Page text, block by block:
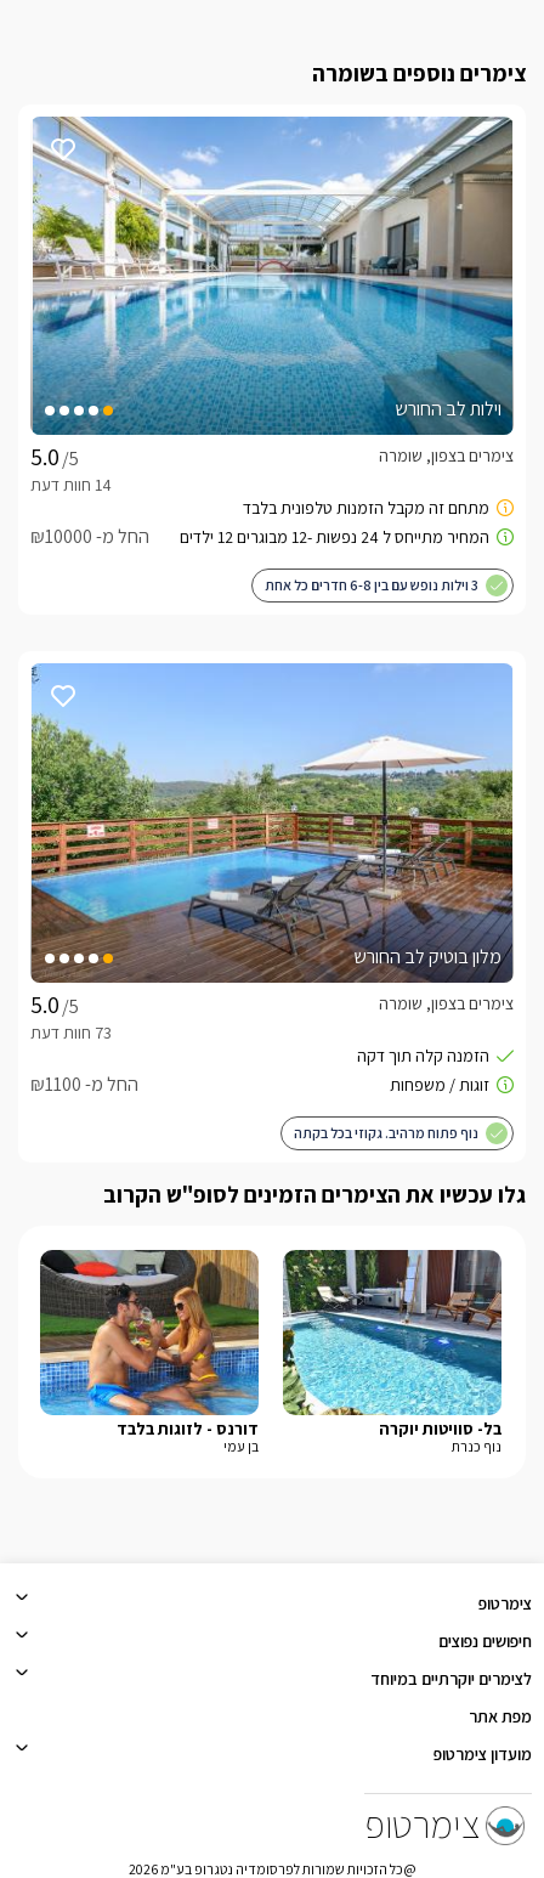
המקום...בצימרים יחכו לכם שלל פינוקים על חשבון הבית החל
מבקבוק יין משובח, נרות ריחניים, חלוקי רחצה, נעלי ספא ועוד... ניתן
לתאם ארוחת בוקר עשירה שתשאיר לכם טעם של עוד ...
כלול באירוח
מערכת שתיה חמה חופשית, חלב, מגבות, סבונים ותמרוקים רחצה,
נרות. באירועי ימי הולדת וכיוב ניתן לסדר בלונים ויין(בתיאום מראש)
לצפייה באטרקציות ומסעדות בקרבת הבריזה הגלילית
-לחצו כאן
צימרים נוספים בשומרה
וילות לב החורש
/5
צימרים בצפון, שומרה
החל מ- ₪10000
3 וילות נופש עם בין 6-8 חדרים כל אחת
מלון בוטיק לב החורש
/5
צימרים בצפון, שומרה
החל מ- ₪1100
נוף פתוח מרהיב. גקוזי בכל בקתה
גלו עכשיו את הצימרים הזמינים לסופ"ש הקרוב
בל- סוויטות יוקרה
נוף כנרת
דורנס - לזוגות בלבד
בן עמי
צימרטופ
צימרטופ
חיפושים נפוצים
לצימרים יוקרתיים במיוחד
מפת אתר
מועדון צימרטופ
@כל הזכויות שמורות לפרסומדיה נטגרופ בע"מ 2026